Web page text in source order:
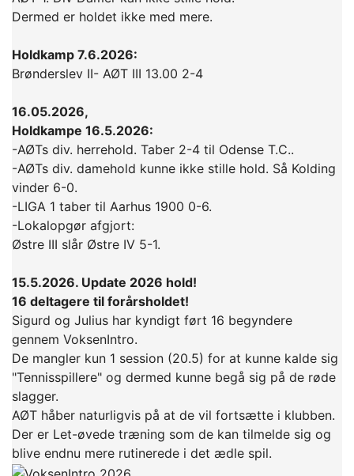
Dermed er holdet ikke med mere.
Holdkamp 7.6.2026:
Brønderslev II- AØT III 13.00 2-4
16.05.2026,
Holdkampe 16.5.2026:
-AØTs div. herrehold. Taber 2-4 til Odense T.C..
-AØTs div. damehold kunne ikke stille hold. Så Kolding
vinder 6-0.
-LIGA 1 taber til Aarhus 1900 0-6.
-Lokalopgør afgjort:
Østre III slår Østre IV 5-1.
15.5.2026. Update 2026 hold!
16 deltagere til forårsholdet!
Sigurd og Julius har kyndigt ført 16 begyndere
gennem VoksenIntro.
De mangler kun 1 session (20.5) for at kunne kalde sig
"Tennisspillere" og dermed kunne begå sig på de røde
slagger.
AØT håber naturligvis på at de vil fortsætte i klubben.
Der er Let-øvede træning som de kan tilmelde sig og
blive endnu mere rutinerede i det ædle spil.